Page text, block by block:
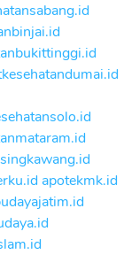
apotekmk.id